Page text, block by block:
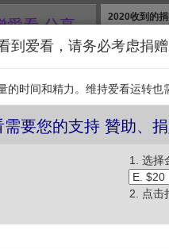
愛看 分享、傳播愛看
2020收到的
款, 合计
和维护【爱看
」不敢用國產新晶片！？中
炤和 (2026.06.02)
到爱看，请务必考虑捐赠
的时间和精力。维持爱看运转也
要您的支持 贊助、
1. 选择
2. 点击